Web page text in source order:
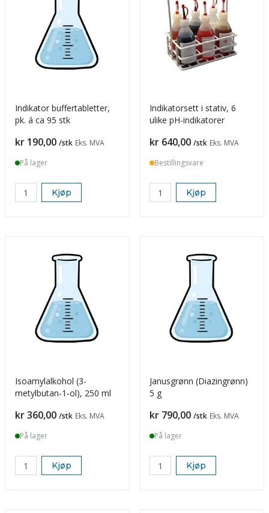
Indikator buffertabletter,
pk. á ca 95 stk
Pris
kr 190,00 /stk Eks. MVA
På lager
Kjøp
Indikatorsett i stativ, 6
ulike pH-indikatorer
Pris
kr 640,00 /stk Eks. MVA
Bestillingsvare
Kjøp
Isoamylalkohol (3-
metylbutan-1-ol), 250 ml
Pris
kr 360,00 /stk Eks. MVA
På lager
Kjøp
Janusgrønn (Diazingrønn)
5 g
Pris
kr 790,00 /stk Eks. MVA
På lager
Kjøp